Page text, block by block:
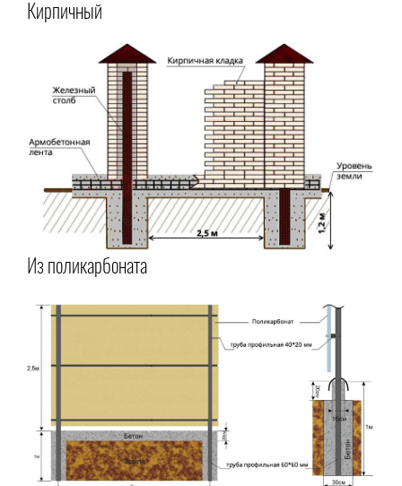
Кирпичный
Из поликарбоната